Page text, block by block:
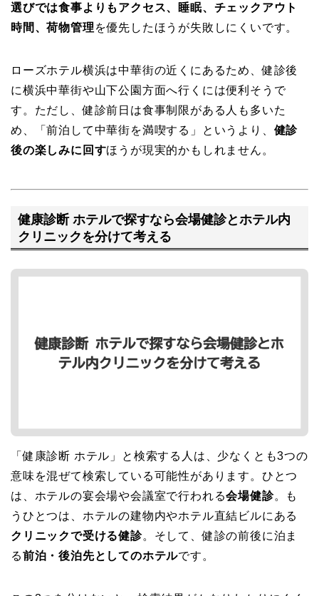
選びでは食事よりもアクセス、睡眠、チェックアウト
時間、荷物管理 を優先したほうが失敗しにくいです。
ローズホテル横浜は中華街の近くにあるため、健診後
に横浜中華街や山下公園方面へ行くには便利そうで
す。ただし、健診前日は食事制限がある人も多いた
め、「前泊して中華街を満喫する」というより、 健診
後の楽しみに回すほうが現実的かもしれません。
健康診断 ホテルで探すなら会場健診とホテル内
クリニックを分けて考える
「健康診断 ホテル」と検索する人は、少なくとも3つの
意味を混ぜて検索している可能性があります。ひとつ
は、ホテルの宴会場や会議室で行われる会場健診。も
うひとつは、ホテルの建物内やホテル直結ビルにある
クリニックで受ける健診。そして、健診の前後に泊ま
る前泊・後泊先としてのホテルです。